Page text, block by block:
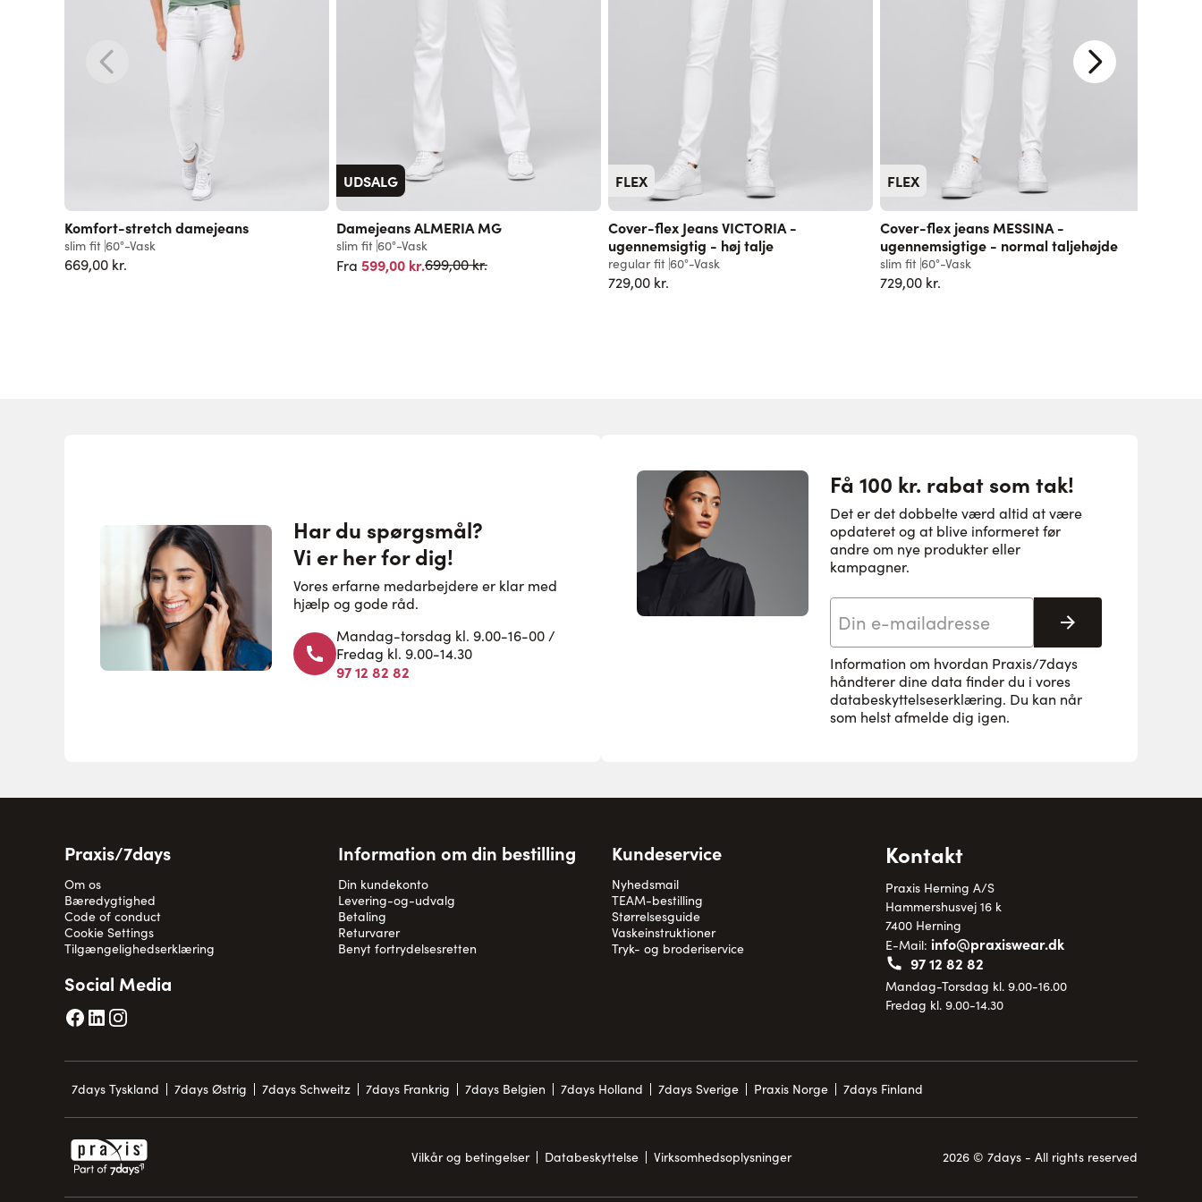
Komfort-stretch damejeans
slim fit 60°-Vask
669,00 kr.
UDSALG
Damejeans ALMERIA MG
slim fit 60°-Vask
Fra 599,00 kr.Normalpris
699,00 kr.
FLEX
Cover-flex Jeans VICTORIA -
ugennemsigtig - høj talje
regular fit 60°-Vask
729,00 kr.
FLEX
Cover-flex jeans MESSINA -
ugennemsigtige - normal taljehøjde
slim fit 60°-Vask
729,00 kr.
Har du spørgsmål?
Vi er her for dig!
Vores erfarne medarbejdere er klar med
hjælp og gode råd.
Mandag-torsdag kl. 9.00-16-00 /
Fredag kl. 9.00-14.30
97 12 82 82
Få 100 kr. rabat som tak!
Det er det dobbelte værd altid at være
opdateret og at blive informeret før
andre om nye produkter eller
kampagner.
Tilmeld her
Information om hvordan Praxis/7days
håndterer dine data finder du i vores
databeskyttelseserklæring. Du kan når
som helst afmelde dig igen.
Praxis/7days
Om os
Bæredygtighed
Code of conduct
Cookie Settings
Tilgængelighedserklæring
Information om din bestilling
Din kundekonto
Levering-og-udvalg
Betaling
Returvarer
Benyt fortrydelsesretten
Kundeservice
Nyhedsmail
TEAM-bestilling
Størrelsesguide
Vaskeinstruktioner
Tryk- og broderiservice
Kontakt
Praxis Herning A/S
Hammershusvej 16 k
7400 Herning
E-Mail: info@praxiswear.dk
97 12 82 82
Mandag-Torsdag kl. 9.00-16.00
Fredag kl. 9.00-14.30
Social Media
7days Tyskland 7days Østrig 7days Schweitz 7days Frankrig 7days Belgien 7days Holland 7days Sverige Praxis Norge 7days Finland
Vilkår og betingelser Databeskyttelse Virksomhedsoplysninger 2026 © 7days - All rights reserved